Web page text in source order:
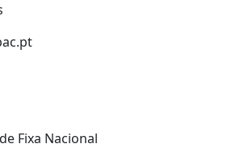
Fixa Nacional